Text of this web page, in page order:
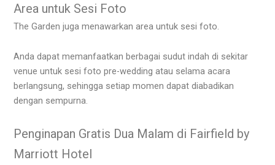
Area untuk Sesi Foto
The Garden juga menawarkan area untuk sesi foto.
Anda dapat memanfaatkan berbagai sudut indah di sekitar
venue untuk sesi foto pre-wedding atau selama acara
berlangsung, sehingga setiap momen dapat diabadikan
dengan sempurna.
Penginapan Gratis Dua Malam di Fairfield by
Marriott Hotel